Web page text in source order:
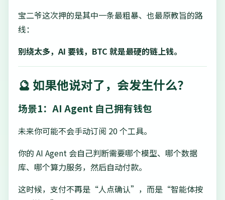
宝二爷这次押的是其中一条最粗暴、也最原教旨的路
线：
别绕太多，AI 要钱，BTC 就是最硬的链上钱。
🔮 如果他说对了，会发生什么？
场景1：AI Agent 自己拥有钱包
未来你可能不会手动订阅 20 个工具。
你的 AI Agent 会自己判断需要哪个模型、哪个数据
库、哪个算力服务，然后自动付款。
这时候，支付不再是“人点确认”，而是“智能体按